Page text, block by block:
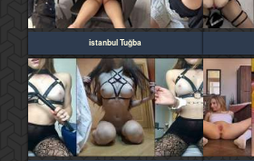
istanbul Tuğba